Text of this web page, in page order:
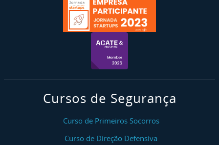
Cursos de Segurança
Curso de Primeiros Socorros
Curso de Direção Defensiva